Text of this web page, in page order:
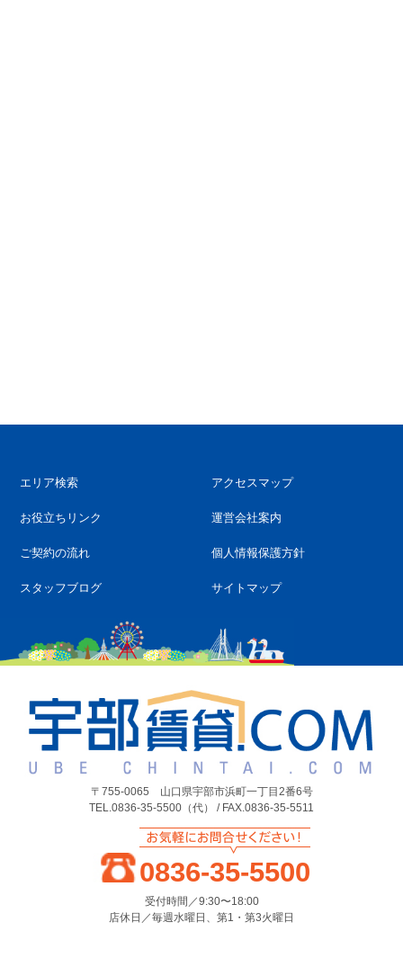
エリア検索
お役立ちリンク
ご契約の流れ
スタッフブログ
アクセスマップ
運営会社案内
個人情報保護方針
サイトマップ
〒755-0065 山口県宇部市浜町一丁目2番6号
TEL.0836-35-5500（代） / FAX.0836-35-5511
0836-35-5500
受付時間／9:30〜18:00
店休日／毎週水曜日、第1・第3火曜日